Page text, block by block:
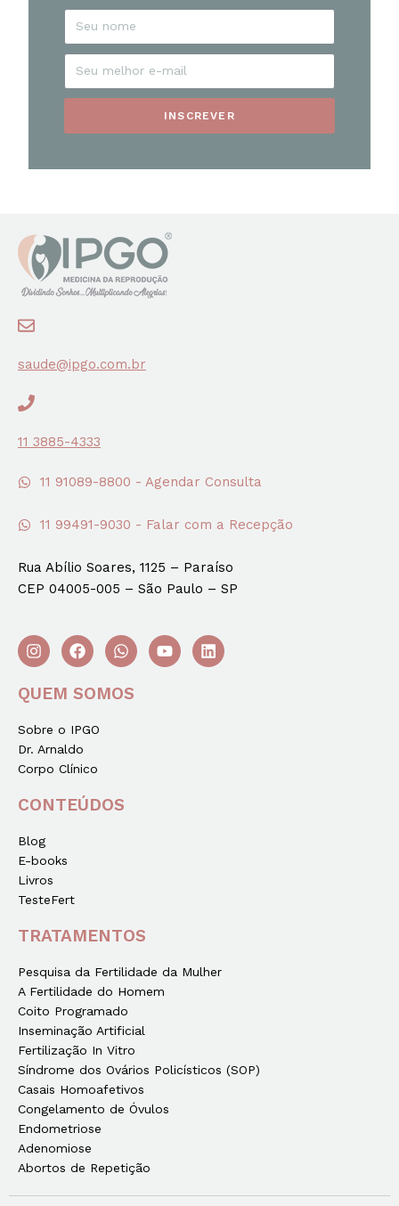
INSCREVER
saude@ipgo.com.br
11 3885-4333
11 91089-8800 - Agendar Consulta
11 99491-9030 - Falar com a Recepção
Rua Abílio Soares, 1125 – Paraíso
CEP 04005-005 – São Paulo – SP
QUEM SOMOS
Sobre o IPGO
Dr. Arnaldo
Corpo Clínico
CONTEÚDOS
Blog
E-books
Livros
TesteFert
TRATAMENTOS
Pesquisa da Fertilidade da Mulher
A Fertilidade do Homem
Coito Programado
Inseminação Artificial
Fertilização In Vitro
Síndrome dos Ovários Policísticos (SOP)
Casais Homoafetivos
Congelamento de Óvulos
Endometriose
Adenomiose
Abortos de Repetição